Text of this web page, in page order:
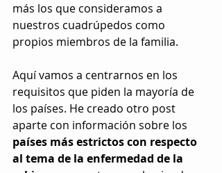
más los que consideramos a
nuestros cuadrúpedos como
propios miembros de la familia.
Aquí vamos a centrarnos en los
requisitos que piden la mayoría de
los países. He creado otro post
aparte con información sobre los
países más estrictos con respecto
al tema de la enfermedad de la